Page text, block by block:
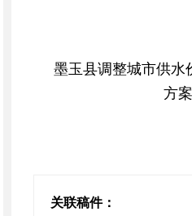
墨玉县调整城市供水
方案
价格制度的实施意见》（新
关联稿件：